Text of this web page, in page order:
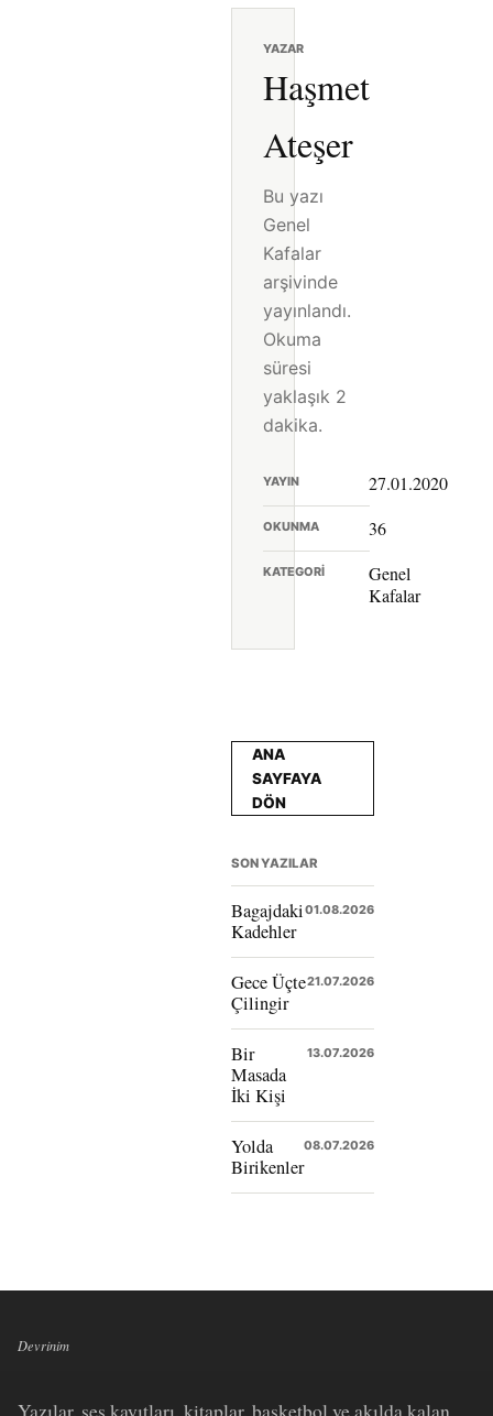
YAZAR
Haşmet
Ateşer
Bu yazı
Genel
Kafalar
arşivinde
yayınlandı.
Okuma
süresi
yaklaşık 2
dakika.
YAYIN 27.01.2020
OKUNMA 36
KATEGORI
Genel
Kafalar
ANA
SAYFAYA
DÖN
SON YAZILAR
Bagajdaki
Kadehler
01.08.2026
Gece Üçte
Çilingir
21.07.2026
Bir
Masada
İki Kişi
13.07.2026
Yolda
Birikenler
08.07.2026
Devrinim
Yazılar, ses kayıtları, kitaplar, basketbol ve akılda kalan